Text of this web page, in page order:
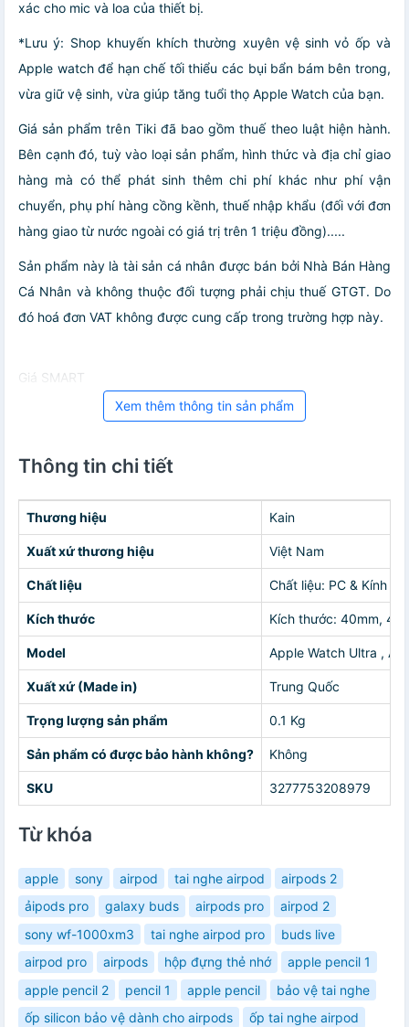
xác cho mic và loa của thiết bị.
*Lưu ý: Shop khuyến khích thường xuyên vệ sinh vỏ ốp và
Apple watch để hạn chế tối thiểu các bụi bẩn bám bên trong,
vừa giữ vệ sinh, vừa giúp tăng tuổi thọ Apple Watch của bạn.
Giá sản phẩm trên Tiki đã bao gồm thuế theo luật hiện hành.
Bên cạnh đó, tuỳ vào loại sản phẩm, hình thức và địa chỉ giao
hàng mà có thể phát sinh thêm chi phí khác như phí vận
chuyển, phụ phí hàng cồng kềnh, thuế nhập khẩu (đối với đơn
hàng giao từ nước ngoài có giá trị trên 1 triệu đồng).....
Sản phẩm này là tài sản cá nhân được bán bởi Nhà Bán Hàng
Cá Nhân và không thuộc đối tượng phải chịu thuế GTGT. Do
đó hoá đơn VAT không được cung cấp trong trường hợp này.
Giá SMART
Xem thêm thông tin sản phẩm
Thông tin chi tiết
Thương hiệu Kain
Xuất xứ thương hiệu Việt Nam
Chất liệu Chất liệu: PC & Kính
Kích thước Kích thước: 40mm,
Model Apple Watch Ultra ,
Xuất xứ (Made in) Trung Quốc
Trọng lượng sản phẩm 0.1 Kg
Sản phẩm có được bảo hành không? Không
SKU 3277753208979
Từ khóa
apple sony airpod tai nghe airpod
airpods 2
ảipods pro
galaxy buds airpods pro
airpod 2
sony wf-1000xm3
tai nghe airpod pro
buds live
airpod pro
airpods hộp đựng thẻ nhớ
apple pencil 1
apple pencil 2
pencil 1 apple pencil
bảo vệ tai nghe
ốp silicon bảo vệ dành cho airpods
ốp tai nghe airpod